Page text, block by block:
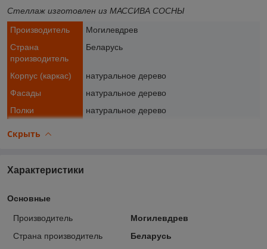
Стеллаж изготовлен из МАССИВА СОСНЫ
Производитель
Могилевдрев
Страна
производитель
Беларусь
Корпус (каркас)
натуральное дерево
Фасады
натуральное дерево
Полки
натуральное дерево
Скрыть
Характеристики
Основные
Производитель
Могилевдрев
Страна производитель
Беларусь